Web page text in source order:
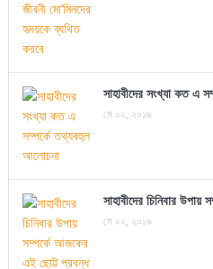
সাহাবীদের সংখ্যা কত এ
মে ০২, ২০১৯
সাহাবীদের চিনিবার
মে ০২, ২০১৯